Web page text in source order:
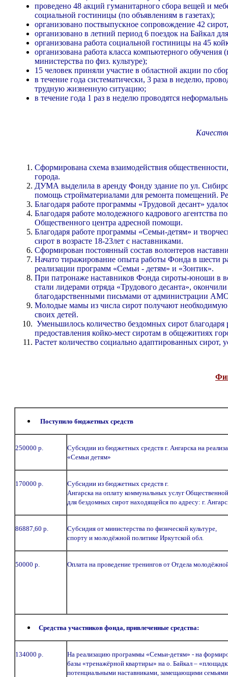
проведено 48 акций гуманитарного сбора вещей и
социальной гостиницы (по объявлениям в газетах);
организовано поствыпускное сопровождение 42
организовано в летний период 6 поездок на Байкал
организована работа социальной гостиницы на 45
организована работа класса компьютерного
министерства по физ. культуре);
15 человек приняли участие в областной акции по
в течение года систематически, 3 раза в неделю,
трудную жизненную ситуацию;
в течение года 1 раз в неделю проводятся
Сформирована схема взаимодействия
города.
ДУМА выделила в аренду Фонду здание по ул.
помощь стройматериалами для ремонта помещений.
Благодаря работе программы «Трудовой десант»
Благодаря работе молодежного кадрового агентства
Общественного центра адресной помощи.
Благодаря работе программы «Семьи-детям» и
сирот в возрасте 18-23лет с наставниками.
Сформирован постоянный состав волонтеров
Начато тиражирование опыта работы Фонда в шести
реализации программ «Семьи - детям» и «Зонтик».
При патронаже наставников Фонда сироты-юноши в
стали лидерами отряда «Трудового десанта»,
благодарственными письмами от администрации
Молодые мамы из числа сирот получают
своих детей.
Уменьшилось количество бездомных сирот
предоставления койко-мест сиротам в общежитиях
Растет количество социально адаптированных
Поступило бюджетных средств
250000 р.
Субсидии из бюджетных средств г. Ангарска на
«Семьи детям»
170000 р.
Субсидии из бюджетных средств г.
Ангарска на оплату коммунальных услуг
для бездомных сирот находящейся по адресу: г.
86887,60 р.
Субсидия от министерства по физической культуре,
спорту и молодёжной политике Иркутской обл.
50000 р. Оплата на проведение тренингов от Отдела
Средства участников фонда, привлеченные средства:
134000 р.
На реализацию программы «Семьи-детям» - на
базы «тренажёрной квартиры» на о. Байкал –
потенциальными наставниками, замещающими